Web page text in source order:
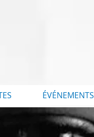
ÉVÉNEMENTS